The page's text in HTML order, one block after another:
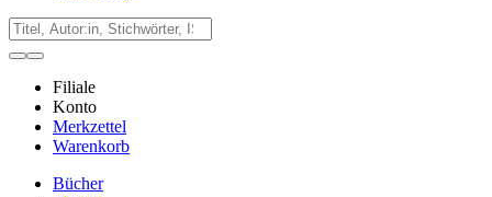
Filiale
Konto
Merkzettel
Warenkorb
Bücher